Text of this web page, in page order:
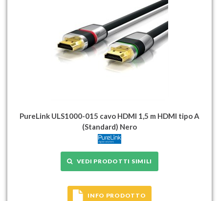
PureLink ULS1000-015 cavo HDMI 1,5 m HDMI tipo A
(Standard) Nero
VEDI PRODOTTI SIMILI
INFO PRODOTTO